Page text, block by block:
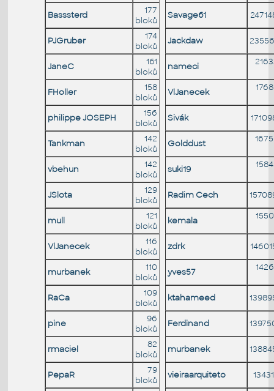
Basssterd
177
bloků
Savage61
PJGruber
174
bloků
Jackdaw
JaneC
161
bloků
nameci
FHoller
158
bloků
VlJanecek
philippe JOSEPH
156
bloků
Sivák
Tankman
142
bloků
Golddust
vbehun
142
bloků
suki19
JSlota
129
bloků
Radim Cech
mull
121
bloků
kemala
VlJanecek
116
bloků
zdrk
murbanek
110
bloků
yves57
RaCa
109
bloků
ktahameed
pine
96
bloků
Ferdinand
rmaciel
82
bloků
murbanek
PepaR
79
bloků
vieiraarquiteto